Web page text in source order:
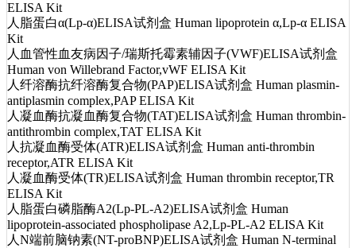
ELISA Kit
人脂蛋白α(Lp-α)ELISA试剂盒 Human lipoprotein α,Lp-α ELISA
Kit
人血管性血友病因子/瑞斯托霉素辅因子(VWF)ELISA试剂盒
Human von Willebrand Factor,vWF ELISA Kit
人纤溶酶抗纤溶酶复合物(PAP)ELISA试剂盒 Human plasmin-
antiplasmin complex,PAP ELISA Kit
人凝血酶抗凝血酶复合物(TAT)ELISA试剂盒 Human thrombin-
antithrombin complex,TAT ELISA Kit
人抗凝血酶受体(ATR)ELISA试剂盒 Human anti-thrombin
receptor,ATR ELISA Kit
人凝血酶受体(TR)ELISA试剂盒 Human thrombin receptor,TR
ELISA Kit
人脂蛋白磷脂酶A2(Lp-PL-A2)ELISA试剂盒 Human
lipoprotein-associated phospholipase A2,Lp-PL-A2 ELISA Kit
人N端前脑钠素(NT-proBNP)ELISA试剂盒 Human N-terminal